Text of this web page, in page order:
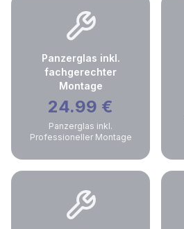
Panzerglas inkl.
fachgerechter
Montage
24.99 €
Panzerglas inkl.
Professioneller Montage